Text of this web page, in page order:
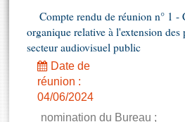
Projets de loi
Propositions de loi
Amendements
Textes adoptés
Histoire
Juniors
Anciennes législatures
Liens vers les sites publics
Contacts et plan d'accès
Photos libres de droit
Compte rendu de réunion n° 1
organique relative à l'extension
secteur audiovisuel public
Date de
réunion :
04/06/2024
nomination du Bureau ;